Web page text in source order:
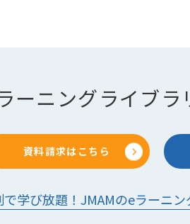
ーニングライブラ
資料請求はこちら
で学び放題！JMAMのeラーニ